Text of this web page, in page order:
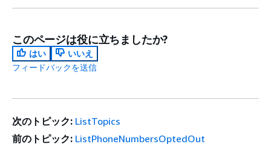
このページは役に立ちましたか?
はい
いいえ
フィードバックを送信
次のトピック: ListTopics
前のトピック: ListPhoneNumbersOptedOut